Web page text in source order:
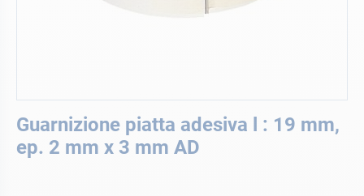
Guarnizione piatta adesiva l : 19 mm,
ep. 2 mm x 3 mm AD
all'inizio
galleria